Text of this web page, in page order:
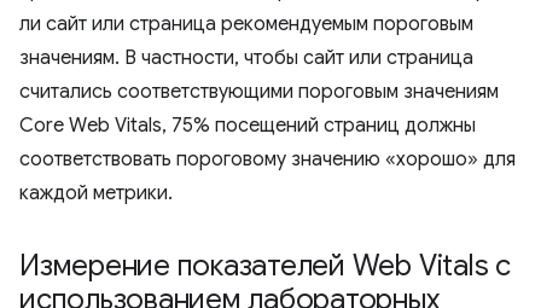
ли сайт или страница рекомендуемым пороговым
значениям. В частности, чтобы сайт или страница
считались соответствующими пороговым значениям
Core Web Vitals, 75% посещений страниц должны
соответствовать пороговому значению «хорошо» для
каждой метрики.
Измерение показателей Web Vitals с
использованием лабораторных